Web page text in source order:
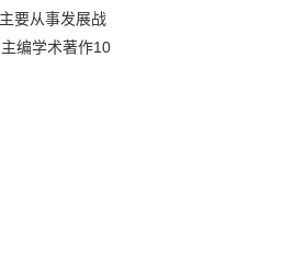
要从事发展战
编学术著作10